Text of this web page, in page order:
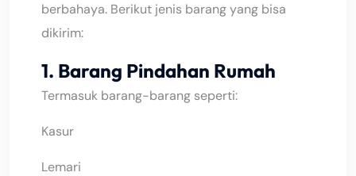
berbahaya. Berikut jenis barang yang bisa
dikirim:
1. Barang Pindahan Rumah
Termasuk barang-barang seperti:
Kasur
Lemari